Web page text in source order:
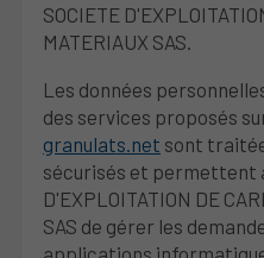
SOCIETE
MATERIAUX SAS.
Les données
des services proposés
granulats.net sont
sécurisés et permettent
D'EXPLOITATION DE
SAS de gérer les
applications